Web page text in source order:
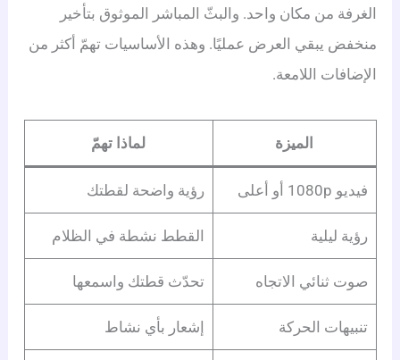
الغرفة من مكان واحد. والبثّ المباشر الموثوق بتأخير
منخفض يبقي العرض عمليًا. وهذه الأساسيات تهمّ أكثر من
الإضافات اللامعة.
الميزة لماذا تهمّ
فيديو 1080p أو أعلى رؤية واضحة لقطتك
رؤية ليلية القطط نشطة في الظلام
صوت ثنائي الاتجاه تحدّث قطتك واسمعها
تنبيهات الحركة إشعار بأي نشاط